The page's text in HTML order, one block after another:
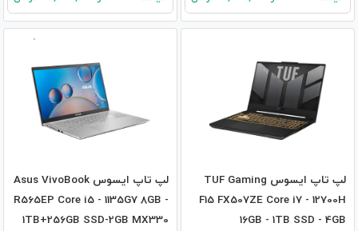
لپ تاپ ایسوس TUF Gaming
F15 FX507ZE Core i7 - 12700H
16GB - 1TB SSD - 4GB
لپ تاپ ایسوس Asus VivoBook
R565EP Core i5 - 1135G7 8GB -
1TB+256GB SSD-2GB MX330